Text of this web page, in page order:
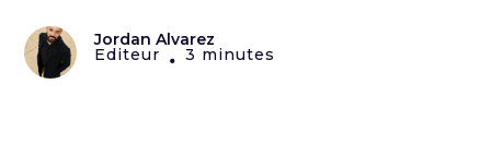
Jordan Alvarez
Editeur • 3 minutes